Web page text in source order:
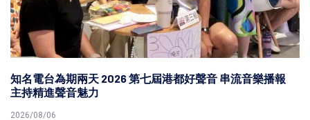
知名電台為期兩天 2026 第七屆港都好聲音 串流音樂播報
主持精進聲音魅力
2026/08/06